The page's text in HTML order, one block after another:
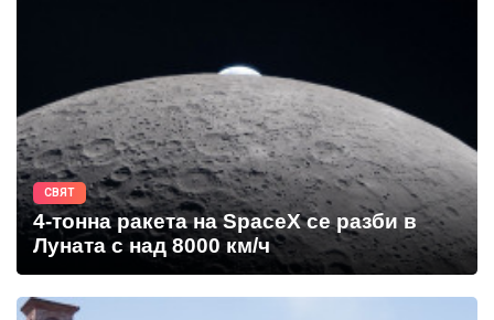
СВЯТ
4-тонна ракета на SpaceX се разби в
Луната с над 8000 км/ч